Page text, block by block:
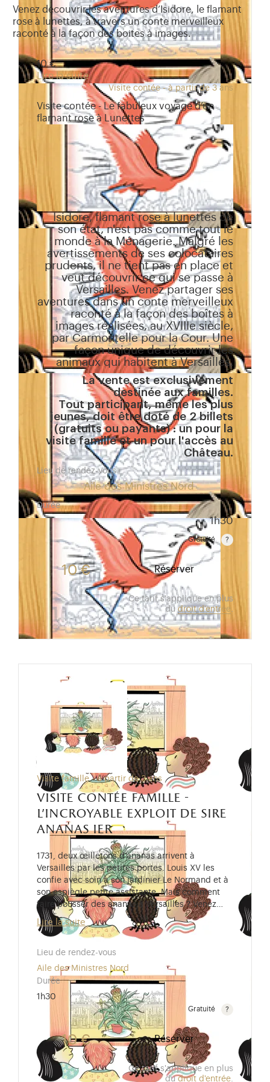
Venez découvrir les aventures d’Isidore, le flamant
rose à lunettes, à travers un conte merveilleux
raconté à la façon des boites à images.
10 €
Lire la suite
Visite contée - à partir de 3 ans
Visite contée - Le fabuleux voyage d’un
flamant rose à Lunettes
Isidore, flamant rose à lunettes de
son état, n'est pas comme tout le
monde à la Ménagerie. Malgré les
avertissements de ses colocataires
prudents, il ne tient pas en place et
veut découvrir ce qui se passe à
Versailles. Venez partager ses
aventures dans un conte merveilleux
raconté à la façon des boîtes à
images réalisées, au XVIIIe siècle,
par Carmontelle pour la Cour. Une
façon unique de découvrir les
animaux qui habitent à Versailles.
La vente est exclusivement
destinée aux familles.
Tout participant, même les plus
jeunes, doit être doté de 2 billets
(gratuits ou payants) : un pour la
visite famille et un pour l'accès au
Château.
Lieu de rendez-vous
Aile des Ministres Nord
Durée
1h30
Gratuité
Gratuit pour les enfants de moins de 10 ans.Tarif
10 € Réserver
Ce tarif s'applique en plus
du droit d'entrée.
Visite famille - à partir de 3 ans
visite contée famille -
l'incroyable exploit de sire
ananas ier
1731, deux œilletons d’ananas arrivent à
Versailles par les petites portes. Louis XV les
confie avec soin à son jardinier Le Normand et à
son espiègle petite assistante. Mais comment
faire pousser des ananas à Versailles ? Venez…
Lire la suite
Lieu de rendez-vous
Aile des Ministres Nord
Durée
1h30
Gratuité
Gratuit pour les enfants de moins de 10 ans.
10 € Réserver
Ce tarif s'applique en plus
dudroit d'entrée.